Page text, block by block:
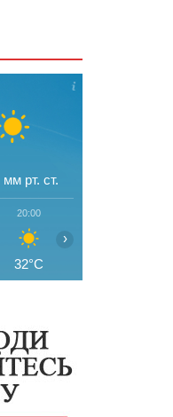
мм рт. ст.
20:00
32°C
›